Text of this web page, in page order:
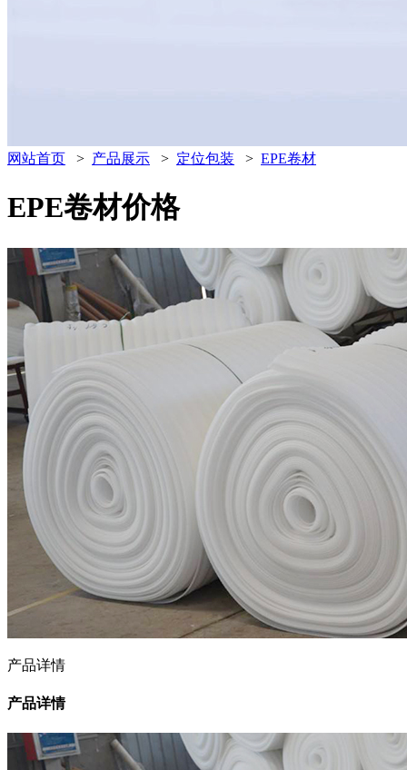
网站首页 > 产品展示 > 定位包装 > EPE卷材
EPE卷材价格
产品详情
产品详情